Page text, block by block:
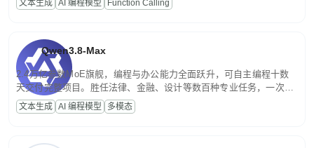
文案处理等普惠刚需场景。
文本生成 AI 编程模型 Function Calling
Qwen3.8-Max
2.4万亿参数MoE旗舰，编程与办公能力全面跃升，可自主编程十数
天交付完整项目。胜任法律、金融、设计等数百种专业任务，一次对
话端到端交付生产级成果。原生视觉理解贯穿规划、执行与验证全流
程，支持超长文档与长视频的深度语义解析。长程任务中自主规划与
文本生成 AI 编程模型 多模态